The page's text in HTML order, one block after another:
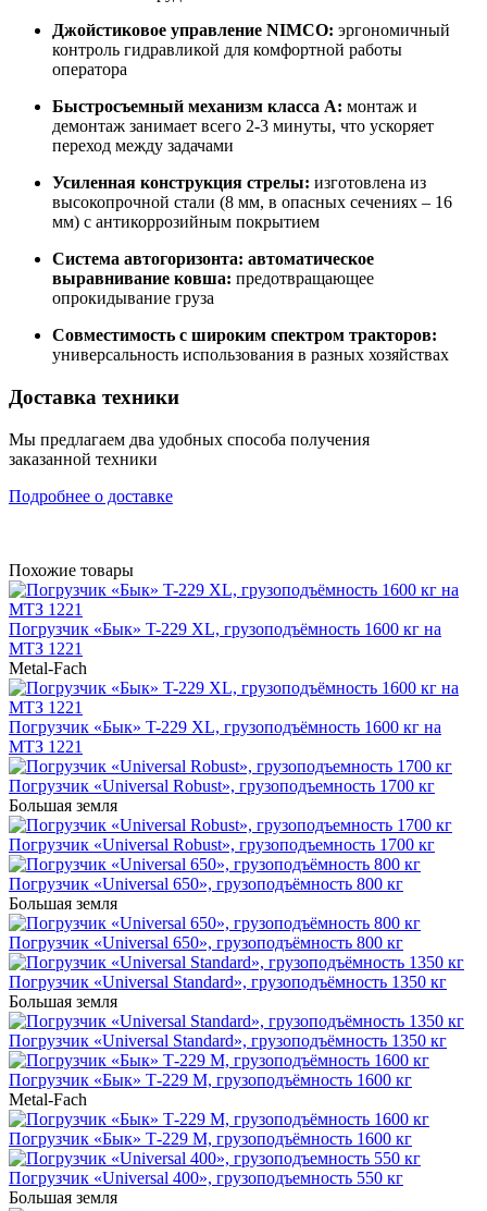
Джойстиковое управление NIMCO: эргономичный
контроль гидравликой для комфортной работы
оператора
Быстросъемный механизм класса А: монтаж и
демонтаж занимает всего 2-3 минуты, что ускоряет
переход между задачами
Усиленная конструкция стрелы: изготовлена из
высокопрочной стали (8 мм, в опасных сечениях – 16
мм) с антикоррозийным покрытием
Система автогоризонта: автоматическое
выравнивание ковша: предотвращающее
опрокидывание груза
Совместимость с широким спектром тракторов:
универсальность использования в разных хозяйствах
Доставка техники
Мы предлагаем два удобных способа получения
заказанной техники
Подробнее о доставке
Похожие товары
Погрузчик «Бык» T-229 XL, грузоподъёмность 1600 кг на
МТЗ 1221
Metal-Fach
Погрузчик «Бык» T-229 XL, грузоподъёмность 1600 кг на
МТЗ 1221
Погрузчик «Universal Robust», грузоподъемность 1700 кг
Большая земля
Погрузчик «Universal Robust», грузоподъемность 1700 кг
Погрузчик «Universal 650», грузоподъёмность 800 кг
Большая земля
Погрузчик «Universal 650», грузоподъёмность 800 кг
Погрузчик «Universal Standard», грузоподъёмность 1350 кг
Большая земля
Погрузчик «Universal Standard», грузоподъёмность 1350 кг
Погрузчик «Бык» Т-229 M, грузоподъёмность 1600 кг
Metal-Fach
Погрузчик «Бык» Т-229 M, грузоподъёмность 1600 кг
Погрузчик «Universal 400», грузоподъемность 550 кг
Большая земля